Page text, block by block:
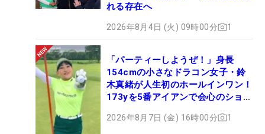
れる存在へ
2026年8月4日 (火) 09時00分 1
「パーティーしようぜ！」身長
154cmの小さなドラコン女子・鈴
木真緒が人生初のホールインワン！
173yを5番アイアンで会心のショッ
2026年8月7日 (金) 16時00分 1